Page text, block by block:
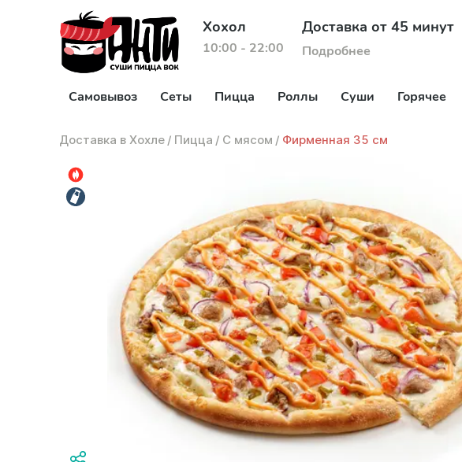
Хохол
10:00 - 22:00
Доставка от 45 минут
Подробнее
Самовывоз Сеты Пицца Роллы Суши Горячее
Доставка в Хохле / Пицца / С мясом / Фирменная 35 см